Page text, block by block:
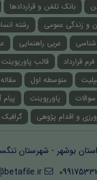
بانک تلفن و قراردادها
و زندگی عمومی رشته
عربی راهنمایی
فرم قرارداد قالب پاورپوینت
متوسطه اول
پاورپوینت
و اقدام پژوهی
استان بوشهر - شهرستان